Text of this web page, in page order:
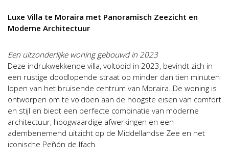
Luxe Villa te Moraira met Panoramisch Zeezicht en
Moderne Architectuur
Een uitzonderlijke woning gebouwd in 2023
Deze indrukwekkende villa, voltooid in 2023, bevindt zich in
een rustige doodlopende straat op minder dan tien minuten
lopen van het bruisende centrum van Moraira. De woning is
ontworpen om te voldoen aan de hoogste eisen van comfort
en stijl en biedt een perfecte combinatie van moderne
architectuur, hoogwaardige afwerkingen en een
adembenemend uitzicht op de Middellandse Zee en het
iconische Peñón de Ifach.